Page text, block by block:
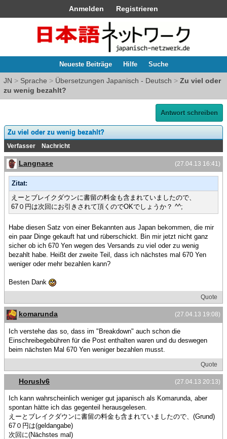
Anmelden Registrieren
Neueste Beiträge Hilfe Suche
JN > Sprache > Übersetzungen Japanisch - Deutsch > Zu viel oder
zu wenig bezahlt?
Antwort schreiben
Zu viel oder zu wenig bezahlt?
Verfasser Nachricht
(27.04.13 16:41)
Langnase
Zitat:
えーとブレイクダウンに書留の料金も含まれていましたので、
67０円は次回にお引きされて頂くのでOKでしょうか？ ^^;
Habe diesen Satz von einer Bekannten aus Japan bekommen, die mir
ein paar Dinge gekauft hat und rüberschickt. Bin mir jetzt nicht ganz
sicher ob ich 670 Yen wegen des Versands zu viel oder zu wenig
bezahlt habe. Heißt der zweite Teil, dass ich nächstes mal 670 Yen
weniger oder mehr bezahlen kann?
Besten Dank
Quote
(27.04.13 19:08)
komarunda
Ich verstehe das so, dass im "Breakdown" auch schon die
Einschreibegebühren für die Post enthalten waren und du deswegen
beim nächsten Mal 670 Yen weniger bezahlen musst.
Quote
(27.04.13 20:13)
Horuslv6
Ich kann wahrscheinlich weniger gut japanisch als Komarunda, aber
spontan hätte ich das gegenteil herausgelesen.
えーとブレイクダウンに書留の料金も含まれていましたので、(Grund)
67０円は(geldangabe)
次回に(Nächstes mal)